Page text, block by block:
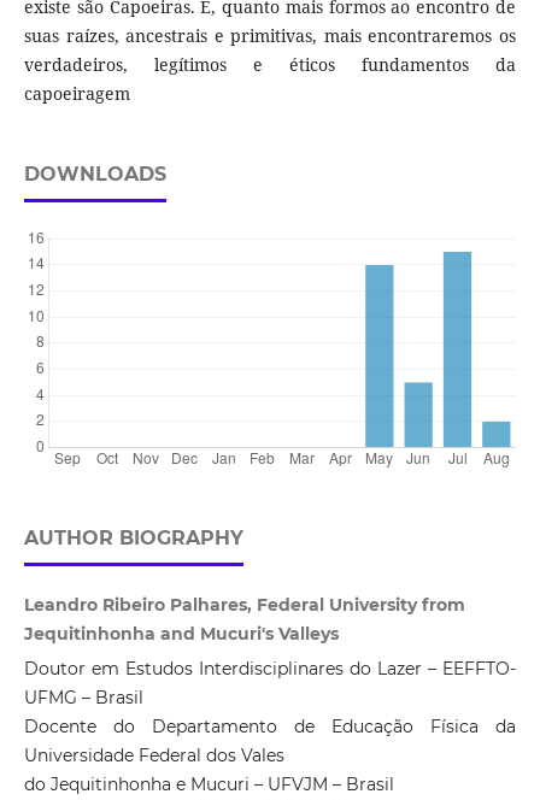
existe são Capoeiras. E, quanto mais formos ao encontro de
suas raízes, ancestrais e primitivas, mais encontraremos os
verdadeiros, legítimos e éticos fundamentos da
capoeiragem
DOWNLOADS
AUTHOR BIOGRAPHY
Leandro Ribeiro Palhares, Federal University from
Jequitinhonha and Mucuri's Valleys
Doutor em Estudos Interdisciplinares do Lazer – EEFFTO-
UFMG – Brasil
Docente do Departamento de Educação Física da
Universidade Federal dos Vales
do Jequitinhonha e Mucuri – UFVJM – Brasil